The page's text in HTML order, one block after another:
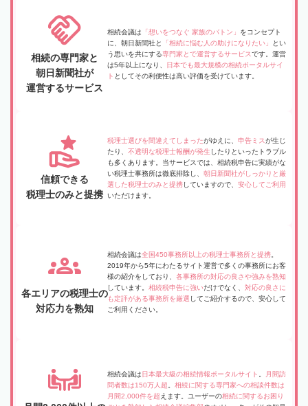
相続の専門家と
朝日新聞社が
運営するサービス
相続会議は 「想いをつなぐ 家族のバトン」 をコンセプト
に、朝日新聞社と
「相続に悩む人の助けになりたい」
とい
う思いを共にする専門家とで運営するサービスです。運営
は5年以上になり、
日本でも最大規模の相続ポータルサイ
ト としてその利便性は高い評価を受けています。
信頼できる
税理士のみと提携
税理士選びを間違えてしまったがゆえに、 申告ミスが生じ
たり、 不透明な税理士報酬が発生 したりといったトラブル
も多くあります。当サービスでは、相続税申告に実績がな
い税理士事務所は徹底排除し、 朝日新聞社がしっかりと厳
選した税理士のみと提携していますので、 安心してご利用
いただけます。
各エリアの税理士の
対応力を熟知
相続会議は全国450事務所以上の税理士事務所と提携
2019年から5年にわたるサイト運営で多くの事務所にお客
様の紹介をしており、 各事務所の対応の良さや強みを熟知
しています。 相続税申告に強いだけでなく、 対応の良さに
も定評がある事務所を厳選 してご紹介するので、安心して
ご利用ください。
相続会議は 日本最大級の相続情報ポータルサイト
月間訪
問者数は150万人超
相続に関する専門家への相談件数は
月間2,000件を超 えます。ユーザーの相続に関するお困り